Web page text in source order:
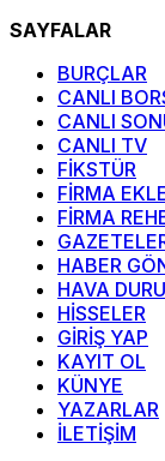
SAYFALAR
BURÇLAR
CANLI
CANLI
CANLI TV
FİKSTÜR
FİRMA
FİRMA
HABER
HAVA
HİSSELER
GİRİŞ YAP
KAYIT OL
KÜNYE
YAZARLAR
İLETİŞİM